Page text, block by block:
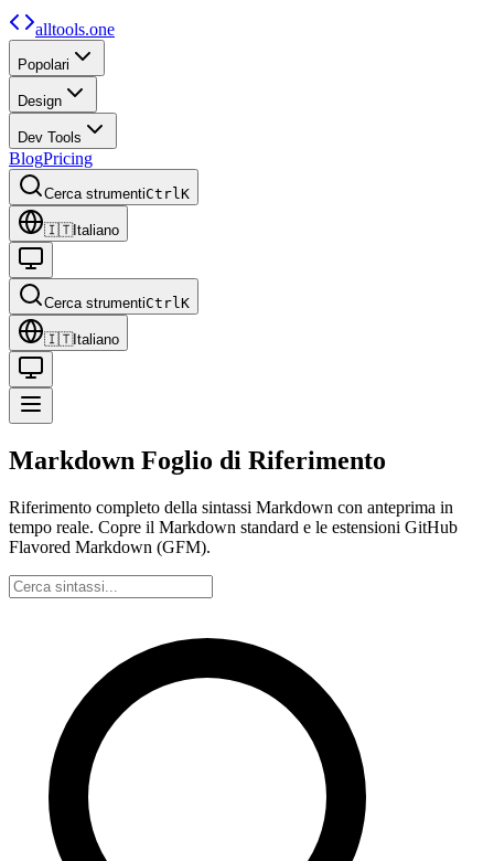
alltools.one
Popolari
Design
Dev Tools
BlogPricing
Cerca strumentiCtrlK
🇮🇹Italiano
Cerca strumentiCtrlK
🇮🇹Italiano
Markdown Foglio di Riferimento
Riferimento completo della sintassi Markdown con anteprima in
tempo reale. Copre il Markdown standard e le estensioni GitHub
Flavored Markdown (GFM).